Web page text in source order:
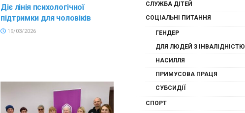
Діє лінія психологічної
підтримки для чоловіків
19/03/2026
СЛУЖБА ДІТЕЙ
СОЦІАЛЬНІ ПИТАННЯ
ГЕНДЕР
ДЛЯ ЛЮДЕЙ З ІНВАЛІДНІСТЮ
НАСИЛЛЯ
ПРИМУСОВА ПРАЦЯ
СУБСИДІЇ
СПОРТ